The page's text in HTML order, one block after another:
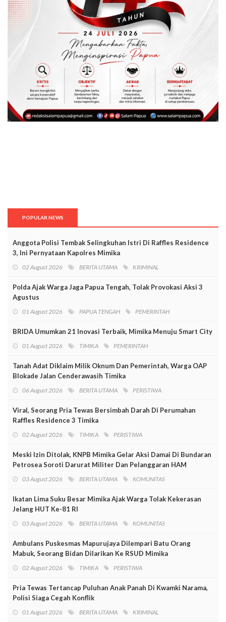
POPULAR NEWS
Anggota Polisi Tembak Selingkuhan Istri Di Raffles Residence
3, Ini Pernyataan Kapolres Mimika
02 August 2026 BERITA UTAMA KRIMINAL
Polda Ajak Warga Jaga Papua Tengah, Tolak Provokasi Aksi 3
Agustus
01 August 2026 PAPUA TENGAH PEMERINTAH
BRIDA Umumkan 21 Inovasi Terbaik, Mimika Menuju Smart City
01 August 2026 TIMIKA PEMERINTAH
Tanah Adat Diklaim Milik Oknum Dan Pemerintah, Warga OAP
Blokade Jalan Cenderawasih Timika
06 August 2026 BERITA UTAMA PERISTIWA
Viral, Seorang Pria Tewas Bersimbah Darah Di Perumahan
Raffles Residence 3 Timika
02 August 2026 TIMIKA PERISTIWA
Meski Izin Ditolak, KNPB Mimika Gelar Aksi Damai Di Bundaran
Petrosea Soroti Darurat Militer Dan Pelanggaran HAM
03 August 2026 BERITA UTAMA KOMUNITAS
Ikatan Lima Suku Besar Mimika Ajak Warga Tolak Kekerasan
Jelang HUT Ke-81 RI
03 August 2026 BERITA UTAMA KOMUNITAS
Ambulans Puskesmas Mapurujaya Dilempari Batu Orang
Mabuk, Seorang Bidan Dilarikan Ke RSUD Mimika
02 August 2026 TIMIKA PERISTIWA
Pria Tewas Tertancap Puluhan Anak Panah Di Kwamki Narama,
Polisi Siaga Cegah Konflik
01 August 2026 BERITA UTAMA KRIMINAL